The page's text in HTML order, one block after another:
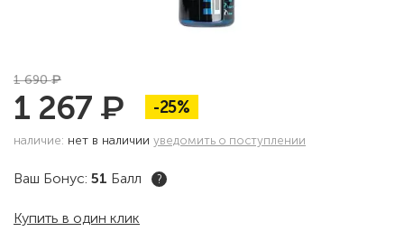
1 690₽
1 267 ₽ -25%
наличие: нет в наличии уведомить о поступлении
Ваш Бонус: 51 Балл ?
Купить в один клик